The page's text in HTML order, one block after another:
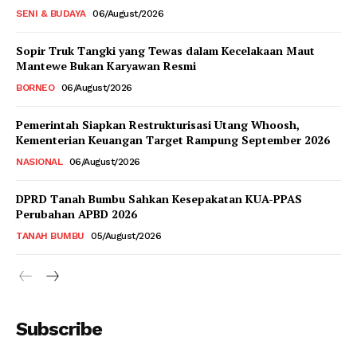
SENI & BUDAYA 06/August/2026
Sopir Truk Tangki yang Tewas dalam Kecelakaan Maut
Mantewe Bukan Karyawan Resmi
BORNEO 06/August/2026
Pemerintah Siapkan Restrukturisasi Utang Whoosh,
Kementerian Keuangan Target Rampung September 2026
NASIONAL 06/August/2026
DPRD Tanah Bumbu Sahkan Kesepakatan KUA-PPAS
Perubahan APBD 2026
TANAH BUMBU 05/August/2026
Subscribe